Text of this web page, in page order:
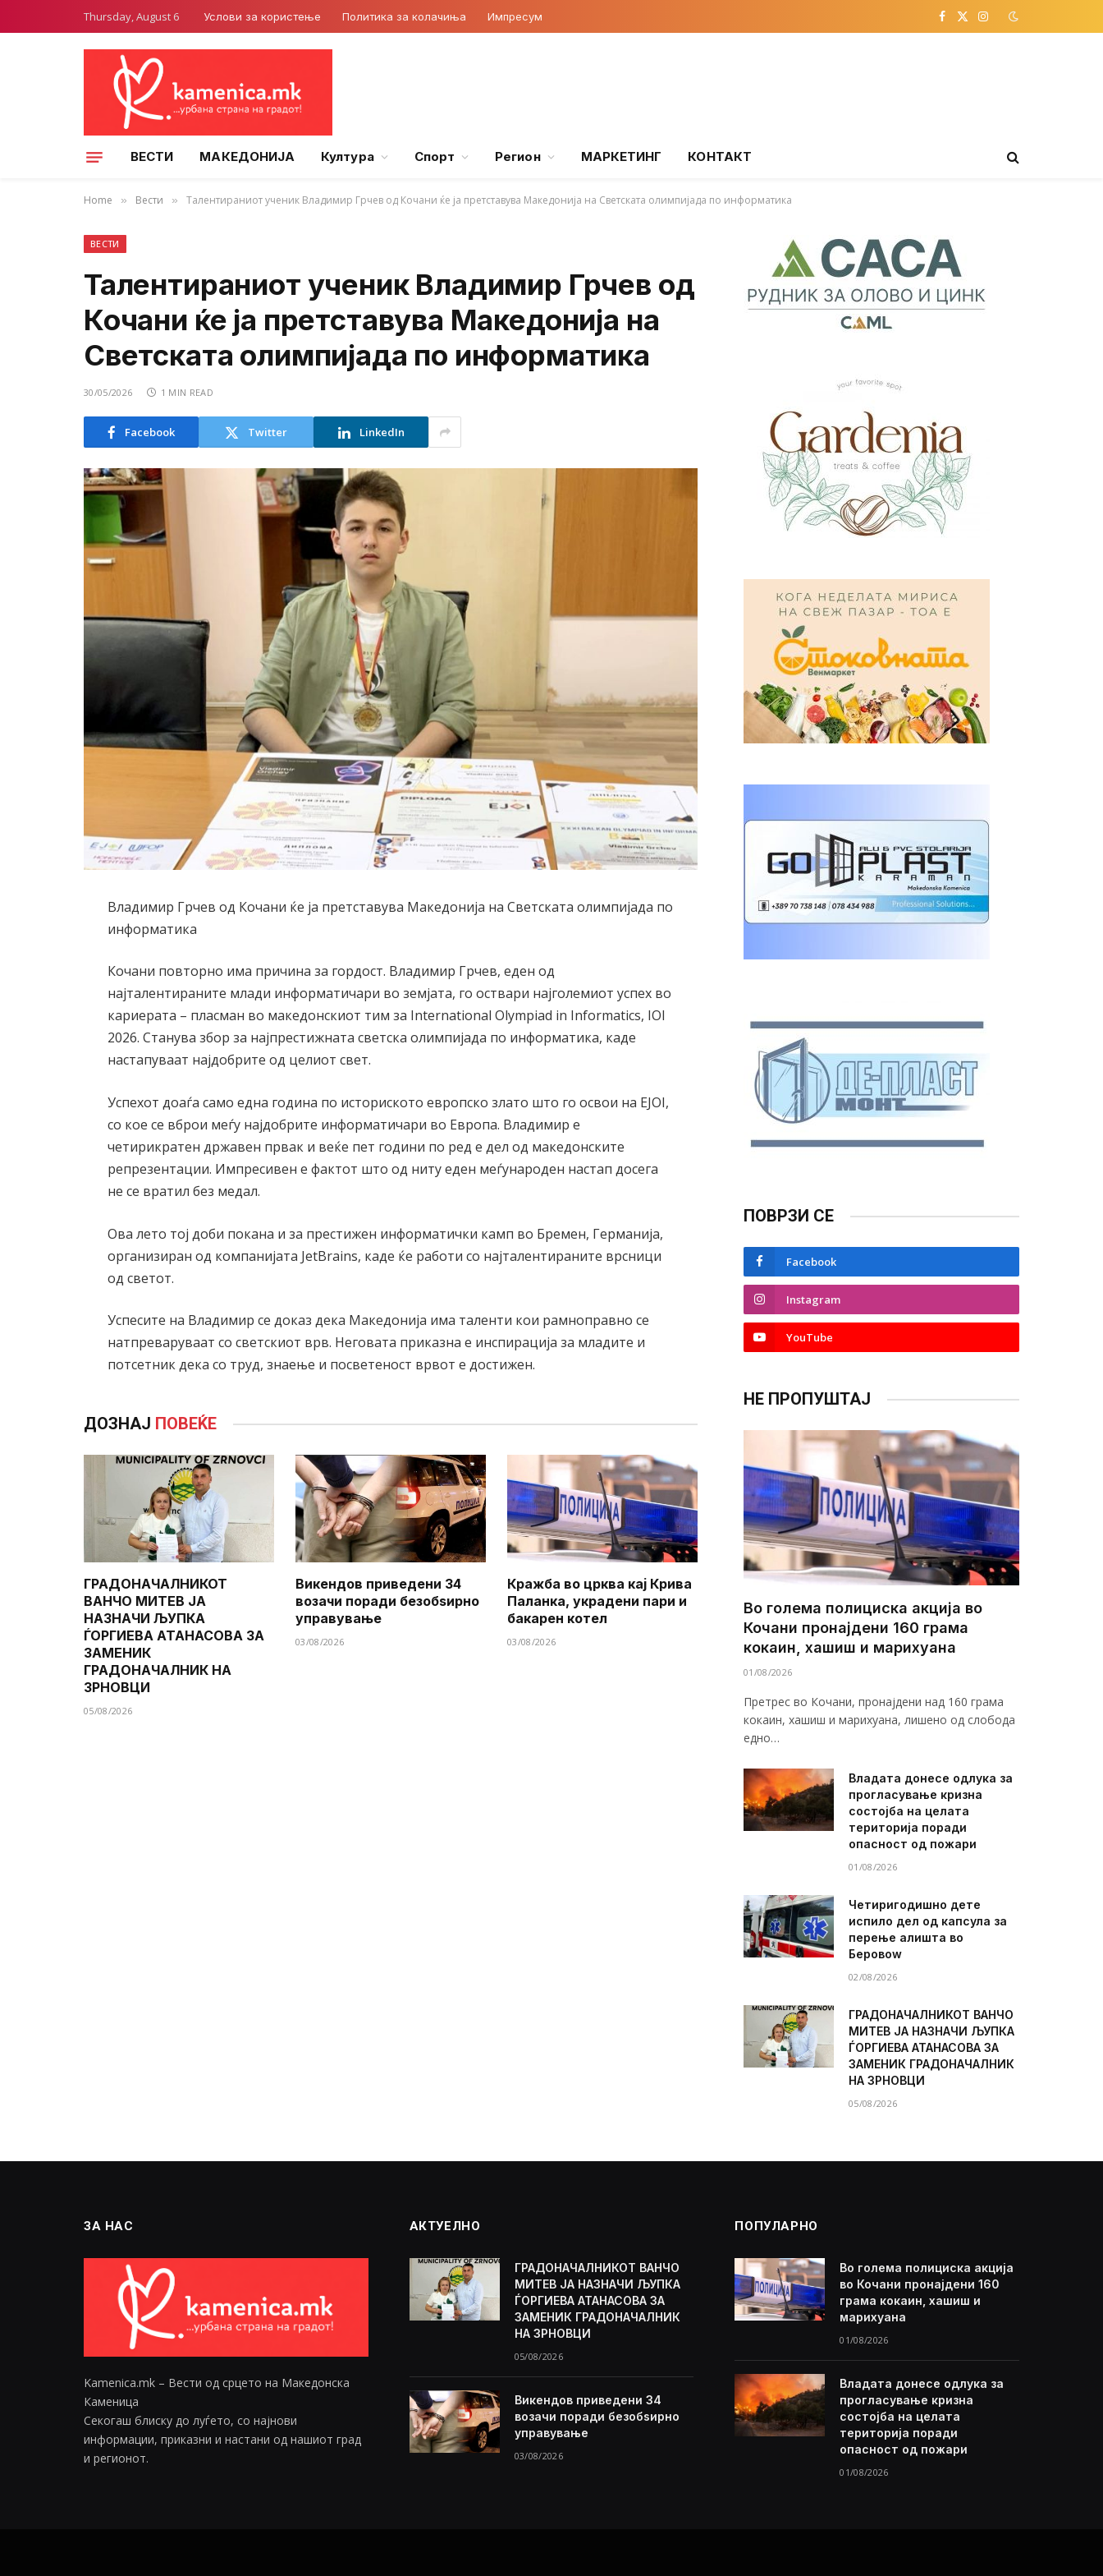
Thursday, August 6 Услови за користење Политика за колачиња Импресум Facebook
X
Instagram
ВЕСТИ МАКЕДОНИЈА Култура Спорт Регион МАРКЕТИНГ КОНТАКТ
Home » Вести » Талентираниот ученик Владимир Грчев од Кочани ќе ја претставува Македонија на Светската олимпијада по информатика
ВЕСТИ
Талентираниот ученик Владимир Грчев од
Кочани ќе ја претставува Македонија на
Светската олимпијада по информатика
30/05/2026 1 MIN READ
Facebook Twitter LinkedIn
Владимир Грчев од Кочани ќе ја претставува Македонија на Светската олимпијада по
информатика
Кочани повторно има причина за гордост. Владимир Грчев, еден од
најталентираните млади информатичари во земјата, го оствари најголемиот успех во
кариерата – пласман во македонскиот тим за International Olympiad in Informatics, IOI
2026. Станува збор за најпрестижната светска олимпијада по информатика, каде
настапуваат најдобрите од целиот свет.
Успехот доаѓа само една година по историското европско злато што го освои на EJOI,
со кое се вброи меѓу најдобрите информатичари во Европа. Владимир е
четирикратен државен првак и веќе пет години по ред е дел од македонските
репрезентации. Импресивен е фактот што од ниту еден меѓународен настап досега
не се вратил без медал.
Ова лето тој доби покана и за престижен информатички камп во Бремен, Германија,
организиран од компанијата JetBrains, каде ќе работи со најталентираните врсници
од светот.
Успесите на Владимир се доказ дека Македонија има таленти кои рамноправно се
натпреваруваат со светскиот врв. Неговата приказна е инспирација за младите и
потсетник дека со труд, знаење и посветеност врвот е достижен.
ДОЗНАЈ ПОВЕЌЕ
ГРАДОНАЧАЛНИКОТ
ВАНЧО МИТЕВ ЈА
НАЗНАЧИ ЉУПКА
ЃОРГИЕВА АТАНАСОВА ЗА
ЗАМЕНИК
ГРАДОНАЧАЛНИК НА
ЗРНОВЦИ
05/08/2026
Викендов приведени 34
возачи поради безобѕирно
управување
03/08/2026
Кражба во црква кај Крива
Паланка, украдени пари и
бакарен котел
03/08/2026
ПОВРЗИ СЕ
Facebook
Instagram
YouTube
НЕ ПРОПУШТАЈ
Во голема полициска акција во
Кочани пронајдени 160 грама
кокаин, хашиш и марихуана
01/08/2026
Претрес во Кочани, пронајдени над 160 грама
кокаин, хашиш и марихуана, лишено од слобода
едно…
Владата донесе одлука за
прогласување кризна
состојба на целата
територија поради
опасност од пожари
01/08/2026
Четиригодишно дете
испило дел од капсула за
перење алишта во
Беровоw
02/08/2026
ГРАДОНАЧАЛНИКОТ ВАНЧО
МИТЕВ ЈА НАЗНАЧИ ЉУПКА
ЃОРГИЕВА АТАНАСОВА ЗА
ЗАМЕНИК ГРАДОНАЧАЛНИК
НА ЗРНОВЦИ
05/08/2026
ЗА НАС
Kamenica.mk – Вести од срцето на Македонска
Каменица
Секогаш блиску до луѓето, со најнови
информации, приказни и настани од нашиот град
и регионот.
АКТУЕЛНО
ГРАДОНАЧАЛНИКОТ ВАНЧО
МИТЕВ ЈА НАЗНАЧИ ЉУПКА
ЃОРГИЕВА АТАНАСОВА ЗА
ЗАМЕНИК ГРАДОНАЧАЛНИК
НА ЗРНОВЦИ
05/08/2026
Викендов приведени 34
возачи поради безобѕирно
управување
03/08/2026
ПОПУЛАРНО
Во голема полициска акција
во Кочани пронајдени 160
грама кокаин, хашиш и
марихуана
01/08/2026
Владата донесе одлука за
прогласување кризна
состојба на целата
територија поради
опасност од пожари
01/08/2026